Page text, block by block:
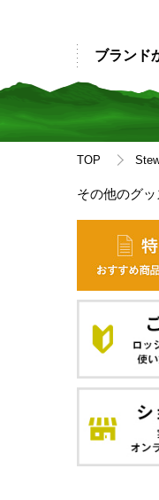
ブランド
TOP
その他のグッ